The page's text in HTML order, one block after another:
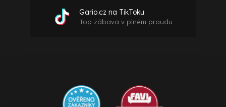
Gario.cz na TikToku
Top zábava v plném proudu